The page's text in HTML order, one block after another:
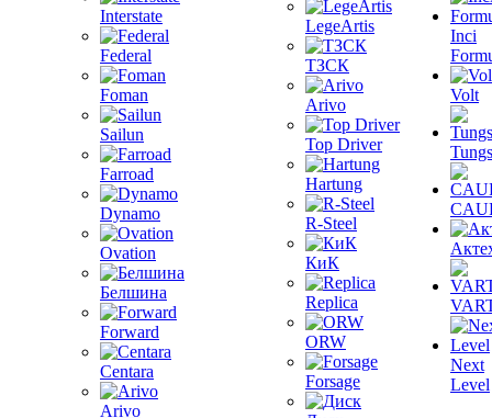
Interstate
Federal
Foman
Sailun
Farroad
Dynamo
Ovation
Белшина
Forward
Centara
Arivo
LegeArtis
ТЗСК
Arivo
Top Driver
Hartung
R-Steel
КиК
Replica
ORW
Forsage
Inci
Volt
Next
Level